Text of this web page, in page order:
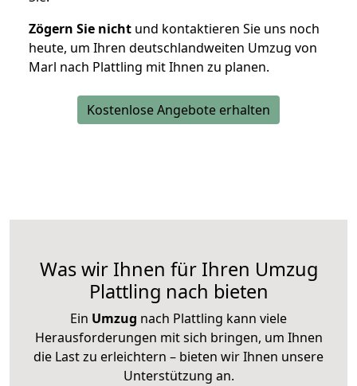
Zögern Sie nicht und kontaktieren Sie uns noch
heute, um Ihren deutschlandweiten Umzug von
Marl nach Plattling mit Ihnen zu planen.
Kostenlose Angebote erhalten
Was wir Ihnen für Ihren Umzug
Plattling nach bieten
Ein Umzug nach Plattling kann viele
Herausforderungen mit sich bringen, um Ihnen
die Last zu erleichtern – bieten wir Ihnen unsere
Unterstützung an.